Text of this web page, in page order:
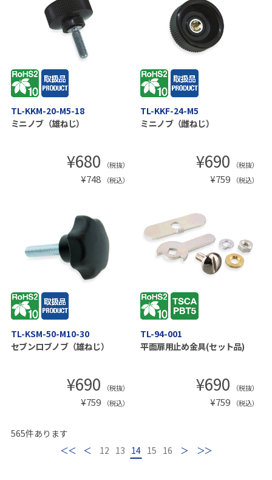
TL-KKM-20-M5-18
ミニノブ（雄ねじ）
¥680 （税抜）
¥748 （税込）
TL-KKF-24-M5
ミニノブ（雌ねじ）
¥690 （税抜）
¥759 （税込）
TL-KSM-50-M10-30
セブンロブノブ（雄ねじ）
¥690 （税抜）
¥759 （税込）
TL-94-001
平面扉用止め金具(セット品)
¥690 （税抜）
¥759 （税込）
565件あります
前 12 13 14 15 16 次 最後